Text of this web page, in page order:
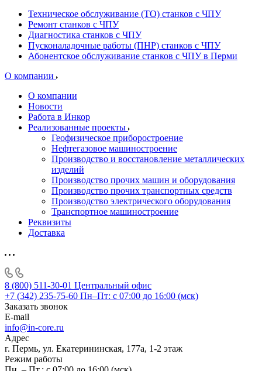
Техническое обслуживание (ТО) станков с ЧПУ
Ремонт станков с ЧПУ
Диагностика станков с ЧПУ
Пусконаладочные работы (ПНР) станков с ЧПУ
Абонентское обслуживание станков с ЧПУ в Перми
О компании
О компании
Новости
Работа в Инкор
Реализованные проекты
Геофизическое приборостроение
Нефтегазовое машиностроение
Производство и восстановление металлических
изделий
Производство прочих машин и оборудования
Производство прочих транспортных средств
Производство электрического оборудования
Транспортное машиностроение
Реквизиты
Доставка
8 (800) 511-30-01 Центральный офис
+7 (342) 235-75-60 Пн–Пт: с 07:00 до 16:00 (мск)
Заказать звонок
E-mail
info@in-core.ru
Адрес
г. Пермь, ул. ​Екатерининская, 177а, ​1-2 этаж
Режим работы